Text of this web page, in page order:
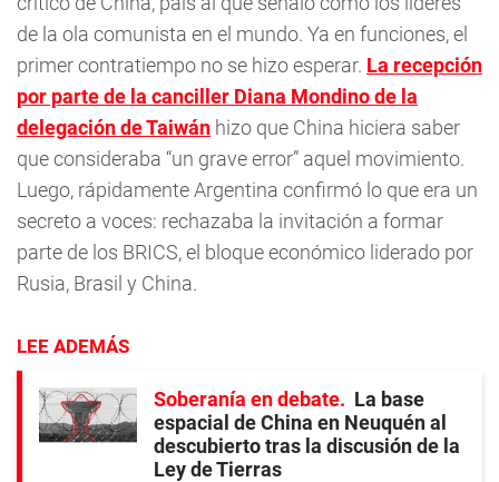
de la ola comunista en el mundo. Ya en funciones, el
primer contratiempo no se hizo esperar. La recepción
por parte de la canciller Diana Mondino de la
delegación de Taiwán hizo que China hiciera saber
que consideraba “un grave error” aquel movimiento.
Luego, rápidamente Argentina confirmó lo que era un
secreto a voces: rechazaba la invitación a formar
parte de los BRICS, el bloque económico liderado por
Rusia, Brasil y China.
LEE ADEMÁS
Soberanía en debate
La base
espacial de China en Neuquén al
descubierto tras la discusión de la
Ley de Tierras